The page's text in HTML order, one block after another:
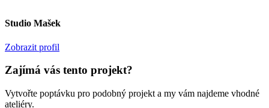
Studio Mašek
Zobrazit profil
Zajímá vás tento projekt?
Vytvořte poptávku pro podobný projekt a my vám najdeme vhodné
ateliéry.